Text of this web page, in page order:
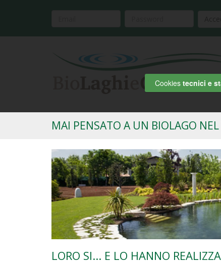
MAI PENSATO A UN BIOLAGO
LORO SI... E LO HANNO
Cookies tecnici e